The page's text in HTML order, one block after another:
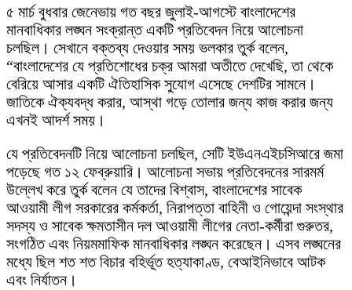
৫ মার্চ বুধবার জেনেভায় গত বছর জুলাই-আগস্টে বাংলাদেশের
মানবাধিকার লঙ্ঘন সংক্রান্ত একটি প্রতিবেদন নিয়ে আলোচনা
চলছিল। সেখানে বক্তব্য দেওয়ার সময় ভলকার তুর্ক বলেন,
“বাংলাদেশের যে প্রতিশোধের চক্র আমরা অতীতে দেখেছি, তা থেকে
বেরিয়ে আসার একটি ঐতিহাসিক সুযোগ এসেছে দেশটির সামনে।
জাতিকে ঐক্যবদ্ধ করার, আস্থা গড়ে তোলার জন্য কাজ করার জন্য
এখনই আদর্শ সময়।
যে প্রতিবেদনটি নিয়ে আলোচনা চলছিল, সেটি ইউএনএইচসিআরে জমা
পড়েছে গত ১২ ফেব্রুয়ারি। আলোচনা সভায় প্রতিবেদনের সারমর্ম
উল্লেখ করে তুর্ক বলেন যে তাদের বিশ্বাস, বাংলাদেশের সাবেক
আওয়ামী লীগ সরকারের কর্মকর্তা, নিরাপত্তা বাহিনী ও গোয়েন্দা সংস্থার
সদস্য ও সাবেক ক্ষমতাসীন দল আওয়ামী লীগের নেতা-কর্মীরা গুরুতর,
সংগঠিত এবং নিয়মমাফিক মানবাধিকার লঙ্ঘন করেছেন। এসব লঙ্ঘনের
মধ্যে ছিল শত শত বিচার বহির্ভূত হত্যাকাণ্ড, বেআইনিভাবে আটক
এবং নির্যাতন।